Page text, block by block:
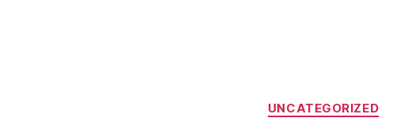
Kategorien
UNCATEGORIZED